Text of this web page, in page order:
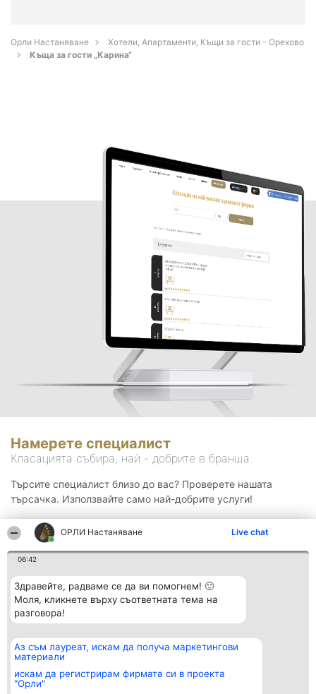
ОРЛИ Настаняване Live chat
06:42
Здравейте, радваме се да ви помогнем! 🙂
Моля, кликнете върху съответната тема на
разговора!
Аз съм лауреат, искам да получа маркетингови
материали
искам да регистрирам фирмата си в проекта
"Орли"
Орли Настаняване
Хотели, Апартаменти, Къщи за гости - Орехово
Къща за гости „Карина“
Намерете специалист
Класацията събира, най - добрите в бранша.
Търсите специалист близо до вас? Проверете нашата
търсачка. Използвайте само най-добрите услуги!
Организатор на
класиране
BulevardulAleea Timișul De
Sus Nr. 2, Bl. A30, Sc. A, Et.
Класация
всички
Контакти